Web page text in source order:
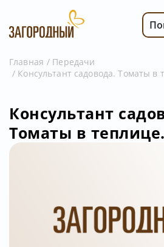
Главная
Передачи
Консультант садовода. Томаты в
Консультант
Томаты в